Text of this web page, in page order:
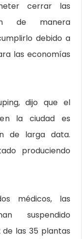
cerrar las
de manera
debido a
las economías
dijo que el
la ciudad es
de larga data.
produciendo
médicos, las
suspendido
las 35 plantas